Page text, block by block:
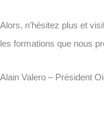
Alors, n’hésitez plus et
les formations que nous
Alain Valero – Président